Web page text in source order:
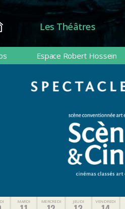
Les Théâtres
Espace Robert Hossein
MARDI MERCREDI JEUDI VENDREDI